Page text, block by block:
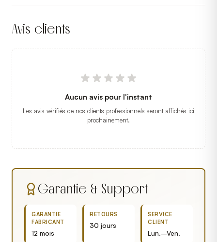
Avis clients
Aucun avis pour l'instant
Les avis vérifiés de nos clients professionnels seront affichés ici
prochainement.
Garantie & Support
GARANTIE
FABRICANT
12 mois
RETOURS
30 jours
SERVICE
CLIENT
Lun.–Ven.